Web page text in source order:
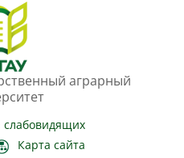
аграрный
слабовидящих
Карта сайта